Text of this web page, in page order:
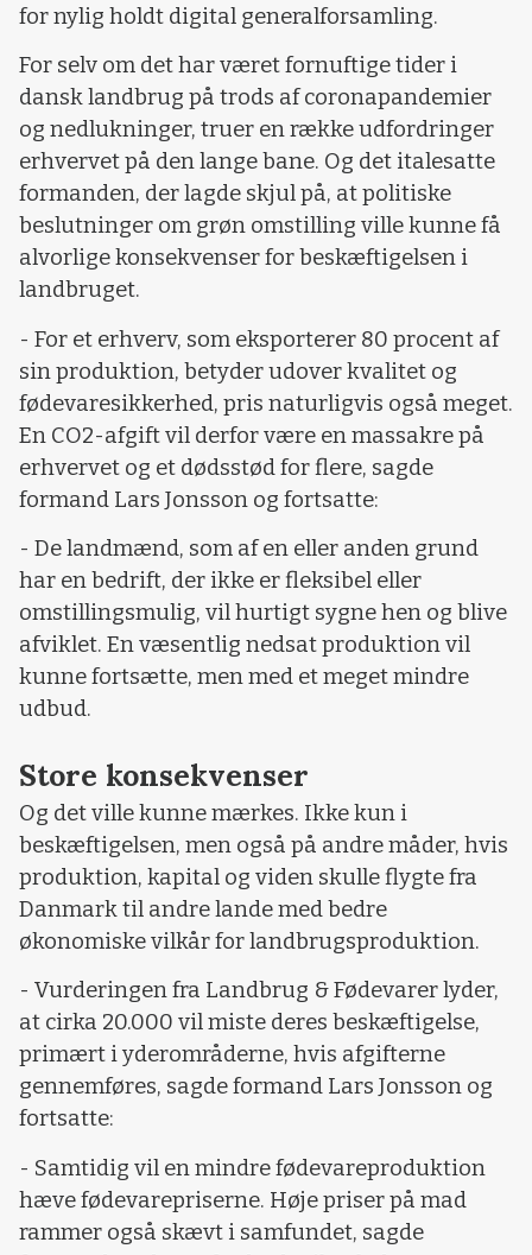
for nylig holdt digital generalforsamling.
For selv om det har været fornuftige tider i
dansk landbrug på trods af coronapandemier
og nedlukninger, truer en række udfordringer
erhvervet på den lange bane. Og det italesatte
formanden, der lagde skjul på, at politiske
beslutninger om grøn omstilling ville kunne få
alvorlige konsekvenser for beskæftigelsen i
landbruget.
- For et erhverv, som eksporterer 80 procent af
sin produktion, betyder udover kvalitet og
fødevaresikkerhed, pris naturligvis også meget.
En CO2-afgift vil derfor være en massakre på
erhvervet og et dødsstød for flere, sagde
formand Lars Jonsson og fortsatte:
- De landmænd, som af en eller anden grund
har en bedrift, der ikke er fleksibel eller
omstillingsmulig, vil hurtigt sygne hen og blive
afviklet. En væsentlig nedsat produktion vil
kunne fortsætte, men med et meget mindre
udbud.
Store konsekvenser
Og det ville kunne mærkes. Ikke kun i
beskæftigelsen, men også på andre måder, hvis
produktion, kapital og viden skulle flygte fra
Danmark til andre lande med bedre
økonomiske vilkår for landbrugsproduktion.
- Vurderingen fra Landbrug & Fødevarer lyder,
at cirka 20.000 vil miste deres beskæftigelse,
primært i yderområderne, hvis afgifterne
gennemføres, sagde formand Lars Jonsson og
fortsatte:
- Samtidig vil en mindre fødevareproduktion
hæve fødevarepriserne. Høje priser på mad
rammer også skævt i samfundet, sagde